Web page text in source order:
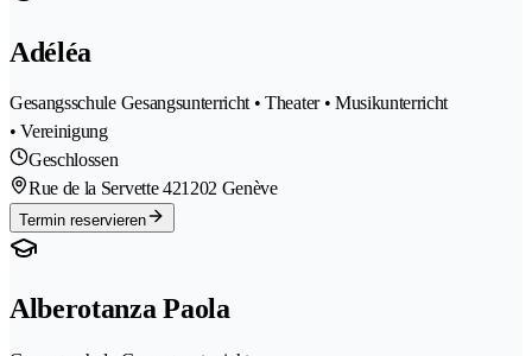
Adéléa
Gesangsschule Gesangsunterricht • Theater • Musikunterricht
• Vereinigung
Geschlossen
Rue de la Servette 421202 Genève
Termin reservieren
Alberotanza Paola